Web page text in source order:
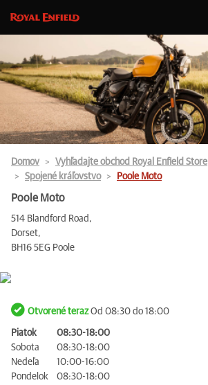
Domov
Vyhľadajte obchod Royal Enfield Store
Spojené kráľovstvo
Poole Moto
Poole Moto
514 Blandford Road,
Dorset,
BH16 5EG Poole
Otvorené terazOd 08:30 do 18:00
Piatok
08:30-18:00
Sobota
08:30-18:00
Nedeľa
10:00-16:00
Pondelok
08:30-18:00